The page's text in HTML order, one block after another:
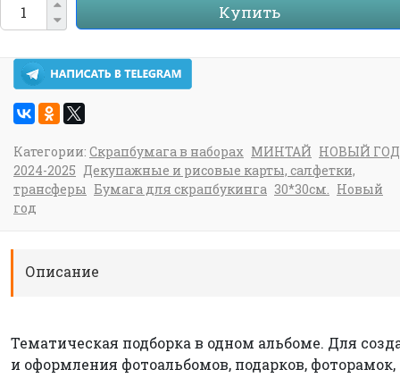
Купить
Категории: Скрапбумага в наборах МИНТАЙ НОВЫЙ ГОД
2024-2025 Декупажные и рисовые карты, салфетки,
трансферы Бумага для скрапбукинга 30*30см.
Новый
год
Описание
Тематическая подборка в одном альбоме. Для
и оформления фотоальбомов, подарков, фоторамок,